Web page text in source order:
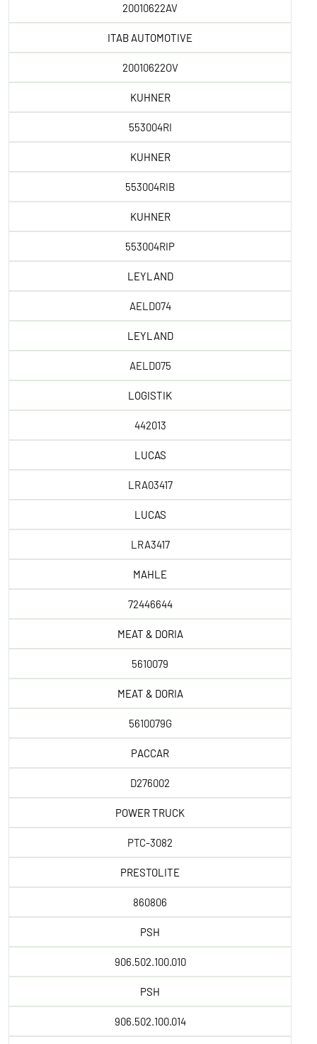
20010622AV
ITAB AUTOMOTIVE
20010622OV
KUHNER
553004RI
KUHNER
553004RIB
KUHNER
553004RIP
LEYLAND
AELD074
LEYLAND
AELD075
LOGISTIK
442013
LUCAS
LRA03417
LUCAS
LRA3417
MAHLE
72446644
MEAT & DORIA
5610079
MEAT & DORIA
5610079G
PACCAR
D276002
POWER TRUCK
PTC-3082
PRESTOLITE
860806
PSH
906.502.100.010
PSH
906.502.100.014